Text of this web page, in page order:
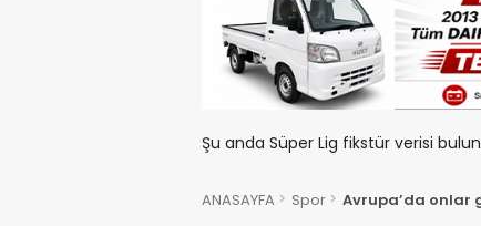
Şu anda Süper Lig fikstür verisi
ANASAYFA Spor Avrupa’da onlar